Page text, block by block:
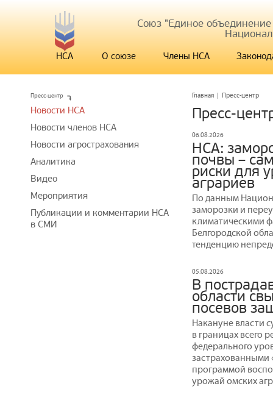
Союз "Единое
НСА О союзе Члены НСА
Главная | Пресс-центр
Пресс-
06.08.2026
НСА:
почвы –
риски для
аграриев
По данным
заморозки и
климатическими
Белгородской
тенденцию
05.08.2026
В
области
посевов
Накануне власти
в границах всего
федерального
застрахованными
программой
урожай омских
Пресс-центр
Новости НСА
Новости членов НСА
Новости агрострахования
Аналитика
Видео
Мероприятия
Публикации и комментарии НСА
в СМИ